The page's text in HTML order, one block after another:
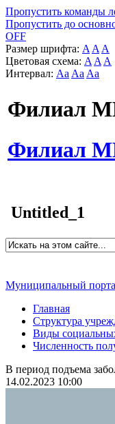
Пропустить команды
Пропустить до
OFF
Размер шрифта: A A A
Цветовая схема: A A A
Интервал: Aa Aa Aa
Филиал
Филиал
Untitled_1
Муниципальный
Главная
Структура
Виды
Численность
В период подъема
14.02.2023 10:00